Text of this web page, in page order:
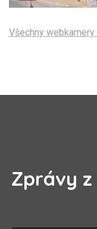
Všechny webkamery
Zprávy z